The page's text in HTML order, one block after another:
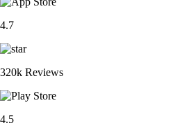
4.7
320k Reviews
4.5